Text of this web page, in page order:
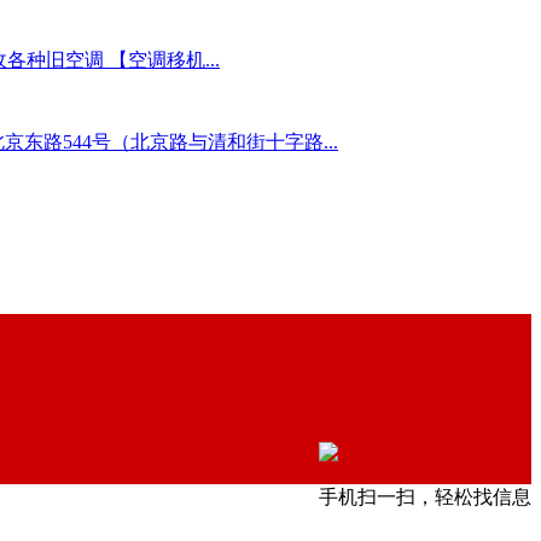
种旧空调 【空调移机...
东路544号（北京路与清和街十字路...
手机扫一扫，轻松找信息